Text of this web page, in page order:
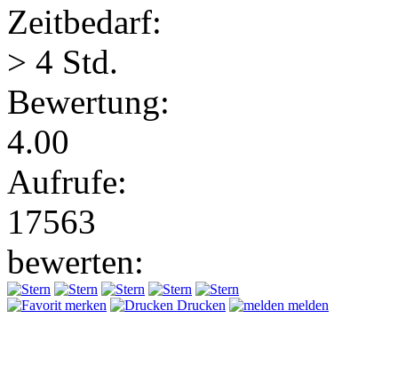
Zeitbedarf:
> 4 Std.
Bewertung:
4.00
Aufrufe:
17563
bewerten:
merken Drucken melden